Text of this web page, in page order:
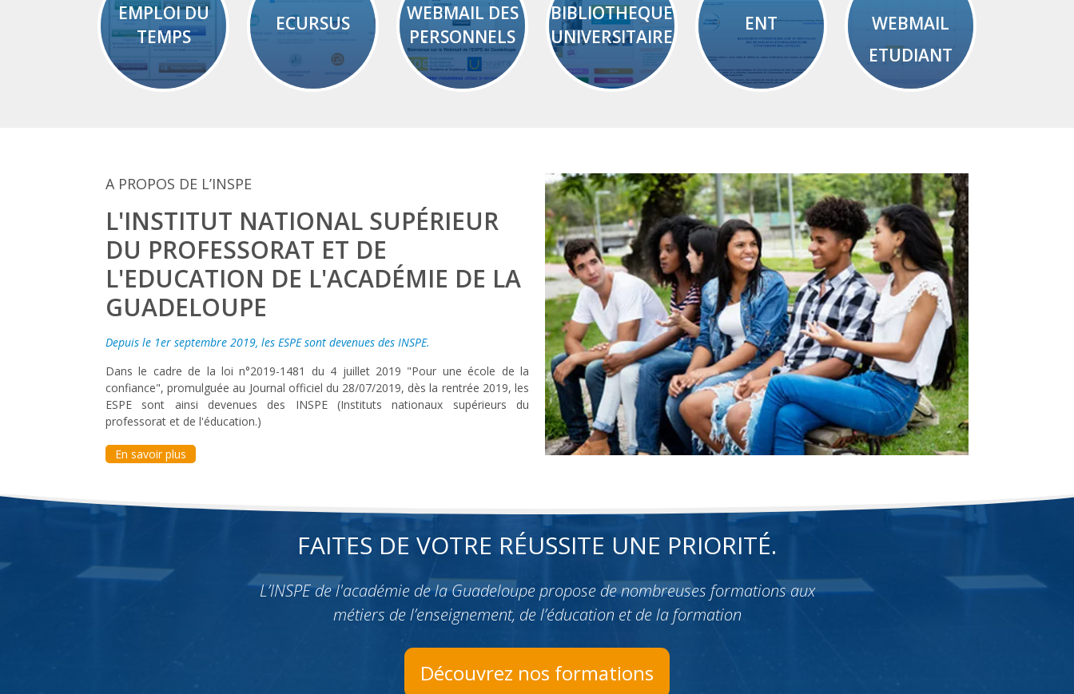
EMPLOI DU
TEMPS
ECURSUS
WEBMAIL DES
PERSONNELS
BIBLIOTHEQUE
UNIVERSITAIRE
ENT
WEBMAIL
ETUDIANT
A PROPOS DE L’INSPE
L'INSTITUT NATIONAL SUPÉRIEUR
DU PROFESSORAT ET DE
L'EDUCATION DE L'ACADÉMIE DE LA
GUADELOUPE
Depuis le 1er septembre 2019, les ESPE sont devenues des INSPE.
Dans le cadre de la loi n°2019-1481 du 4 juillet 2019 "Pour une école de la
confiance", promulguée au Journal officiel du 28/07/2019, dès la rentrée 2019, les
ESPE sont ainsi devenues des INSPE (Instituts nationaux supérieurs du
professorat et de l'éducation.)
En savoir plus
FAITES DE VOTRE RÉUSSITE UNE PRIORITÉ.
L’INSPE de l'académie de la Guadeloupe propose de nombreuses formations aux
métiers de l’enseignement, de l’éducation et de la formation
Découvrez nos formations